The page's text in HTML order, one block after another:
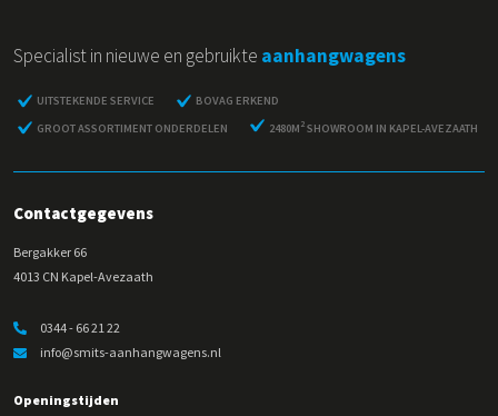
Specialist in nieuwe en gebruikte aanhangwagens
UITSTEKENDE SERVICE
BOVAG ERKEND
GROOT ASSORTIMENT ONDERDELEN
2480M 2SHOWROOM IN KAPEL-AVEZAATH
Contactgegevens
Bergakker 66
4013 CN Kapel-Avezaath
0344 - 66 21 22
info@smits-aanhangwagens.nl
Openingstijden